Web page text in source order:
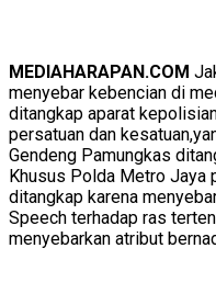
MEDIAHARAPAN.COM
menyebar kebencian di
ditangkap aparat
persatuan dan
Gendeng Pamungkas
Khusus Polda Metro Jaya
ditangkap karena
Speech terhadap ras
menyebarkan atribut